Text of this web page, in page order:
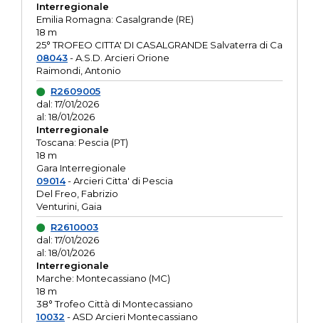
Interregionale
Emilia Romagna: Casalgrande (RE)
18 m
25° TROFEO CITTA' DI CASALGRANDE Salvaterra di Ca
08043- A.S.D. Arcieri Orione
Raimondi, Antonio
R2609005
dal: 17/01/2026
al: 18/01/2026
Interregionale
Toscana: Pescia (PT)
18 m
Gara Interregionale
09014- Arcieri Citta' di Pescia
Del Freo, Fabrizio
Venturini, Gaia
R2610003
dal: 17/01/2026
al: 18/01/2026
Interregionale
Marche: Montecassiano (MC)
18 m
38° Trofeo Città di Montecassiano
10032 - ASD Arcieri Montecassiano